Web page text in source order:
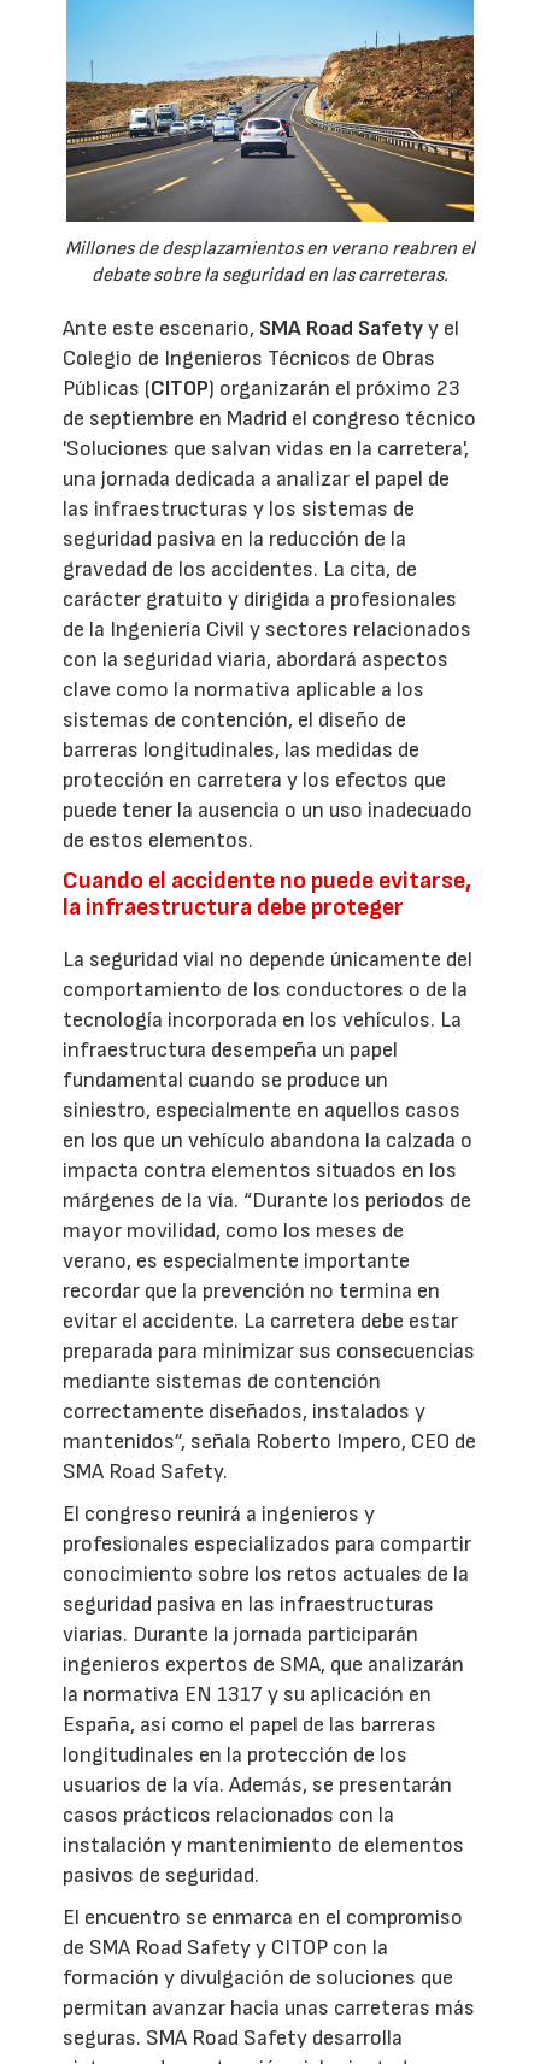
Millones de desplazamientos en verano reabren el
debate sobre la seguridad en las carreteras.
Ante este escenario, SMA Road Safetyy el
Colegio de Ingenieros Técnicos de Obras
Públicas (CITOP) organizarán el próximo 23
de septiembre en Madrid el congreso técnico
'Soluciones que salvan vidas en la carretera',
una jornada dedicada a analizar el papel de
las infraestructuras y los sistemas de
seguridad pasiva en la reducción de la
gravedad de los accidentes. La cita, de
carácter gratuito y dirigida a profesionales
de la Ingeniería Civil y sectores relacionados
con la seguridad viaria, abordará aspectos
clave como la normativa aplicable a los
sistemas de contención, el diseño de
barreras longitudinales, las medidas de
protección en carretera y los efectos que
puede tener la ausencia o un uso inadecuado
de estos elementos.
Cuando el accidente no puede evitarse,
la infraestructura debe proteger
La seguridad vial no depende únicamente del
comportamiento de los conductores o de la
tecnología incorporada en los vehículos. La
infraestructura desempeña un papel
fundamental cuando se produce un
siniestro, especialmente en aquellos casos
en los que un vehículo abandona la calzada o
impacta contra elementos situados en los
márgenes de la vía. “Durante los periodos de
mayor movilidad, como los meses de
verano, es especialmente importante
recordar que la prevención no termina en
evitar el accidente. La carretera debe estar
preparada para minimizar sus consecuencias
mediante sistemas de contención
correctamente diseñados, instalados y
mantenidos”, señala Roberto Impero, CEO de
SMA Road Safety.
El congreso reunirá a ingenieros y
profesionales especializados para compartir
conocimiento sobre los retos actuales de la
seguridad pasiva en las infraestructuras
viarias. Durante la jornada participarán
ingenieros expertos de SMA, que analizarán
la normativa EN 1317 y su aplicación en
España, así como el papel de las barreras
longitudinales en la protección de los
usuarios de la vía. Además, se presentarán
casos prácticos relacionados con la
instalación y mantenimiento de elementos
pasivos de seguridad.
El encuentro se enmarca en el compromiso
de SMA Road Safety y CITOP con la
formación y divulgación de soluciones que
permitan avanzar hacia unas carreteras más
seguras. SMA Road Safety desarrolla